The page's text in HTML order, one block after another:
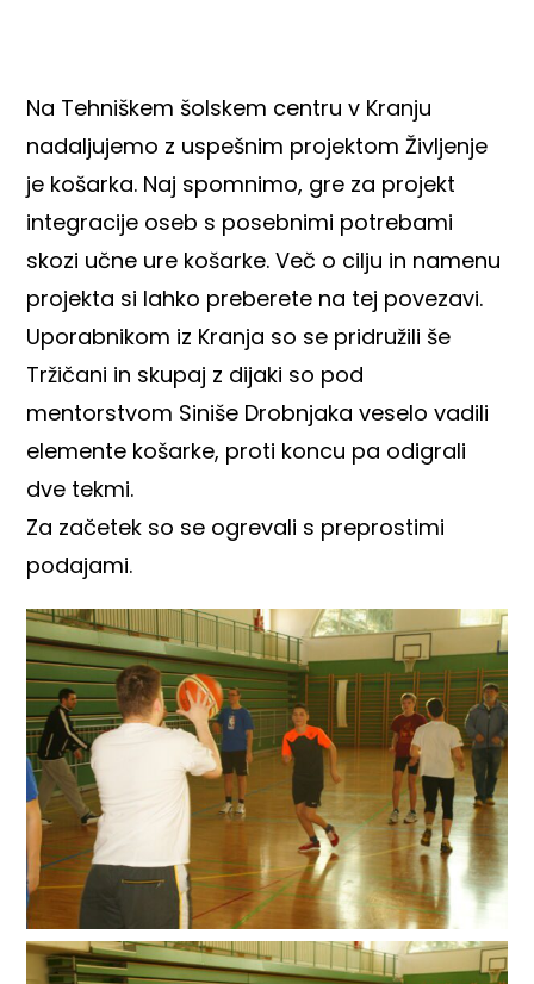
Na Tehniškem šolskem centru v Kranju
nadaljujemo z uspešnim projektom Življenje
je košarka. Naj spomnimo, gre za projekt
integracije oseb s posebnimi potrebami
skozi učne ure košarke. Več o cilju in namenu
projekta si lahko preberete na tej povezavi.
Uporabnikom iz Kranja so se pridružili še
Tržičani in skupaj z dijaki so pod
mentorstvom Siniše Drobnjaka veselo vadili
elemente košarke, proti koncu pa odigrali
dve tekmi.
Za začetek so se ogrevali s preprostimi
podajami.